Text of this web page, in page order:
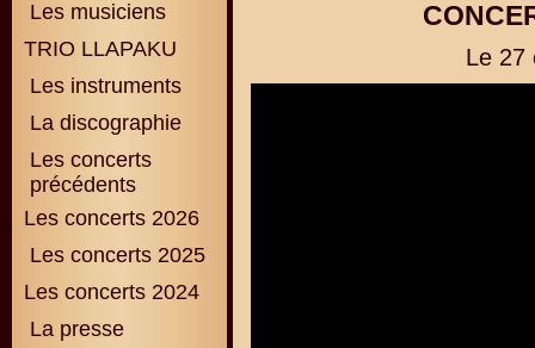
Les musiciens
TRIO LLAPAKU
Les instruments
La discographie
Les concerts
précédents
Les concerts 2026
Les concerts 2025
Les concerts 2024
La presse
Le 27